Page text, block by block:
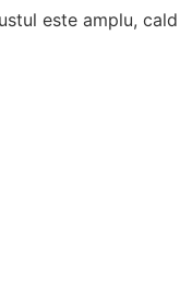
este amplu, cald